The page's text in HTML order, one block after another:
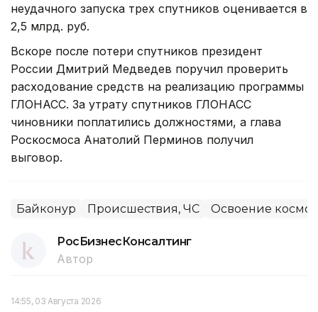
неудачного запуска трех спутников оценивается в
2,5 млрд. руб.
Вскоре после потери спутников президент
России Дмитрий Медведев поручил проверить
расходование средств на реализацию программы
ГЛОНАСС. За утрату спутников ГЛОНАСС
чиновники поплатились должностями, а глава
Роскосмоса Анатолий Перминов получил
выговор.
Байконур Происшествия, ЧС Освоение
РосБизнесКонсалтинг
Автор
14:55, 03 Августа 2026